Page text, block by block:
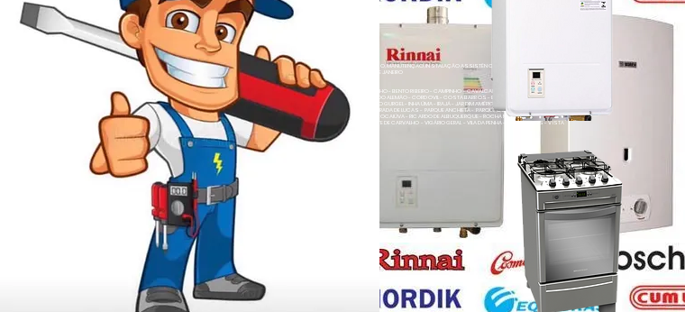
AQUECEDOR A GÁS , CONSERTO, MANUTENÇÃO, INSTALAÇÃO ASSISTÊNCIA TÉCNICA RUA PORTO FELIZ 371
LOJA A HONORIO GURGEL RIO DE JANEIRO
ZONA NORTE
ACARÍ - ANCHIETA - BARROS FILHO - BENTO RIBEIRO - CAMPINHO - CAVALCANTI - CASCADURA - COELHO
NETO - COLÉGIO - COMPLEXO DO ALEMÃO - CORDOVIL - COSTA BARROS - ENGENHO LEAL - ENGENHO DA
RAINHA - GUADALUPE - HONÓRIO GURGEL - INHAÚMA - IRAJÁ - JARDIM AMÉRICA - MADUREIRA - MARECHAL
HERMES - OSVALDO CRUZ - PARADA DE LUCAS - PARQUE ANCHIETA - PARQUE COLÚMBIA - PAVUNA - PENHA
- PENHA CIRCULAR - QUINTINO BOCAIÚVA - RICARDO DE ALBUQUERQUE - ROCHA MIRANDA - TOMÁS COELHO
- TURIAÇÚ - VAZ LOBO - VICENTE DE CARVALHO - VIGÁRIO GERAL - VILA DA PENHA - VILA KOSMOS - VISTA
ALEGRE
COPACABANA RIO DE JANEIRO
BAIRROS DE ATENDIMENTO RJ
ZONA SUL
BOTAFOGO - CATETE - COPACABANA -
COSME VELHO - FLAMENGO - GÁVEA -
HUMAITÁ - IPANEMA - JARDIM BOTÂNICO -
LAGOA - LARANJEIRAS - LEBLON - LEME -
ROCINHA - SÃO CONRADO - URCA